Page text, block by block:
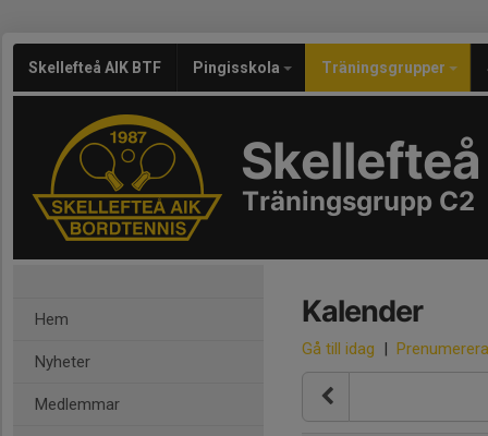
Skellefteå AIK BTF Pingisskola Träningsgrupper
Skellefteå
Träningsgrupp C2
Hem
Nyheter
Medlemmar
Kalender
Gå till idag | Prenumerera